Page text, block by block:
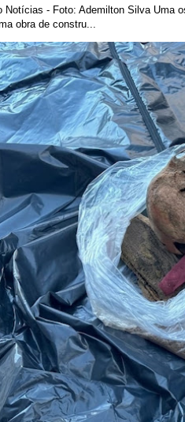
Notícias - Foto: Ademilton Silva Uma
obra de constru...